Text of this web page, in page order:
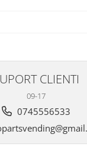
CLIENTI
09-17
0745556533